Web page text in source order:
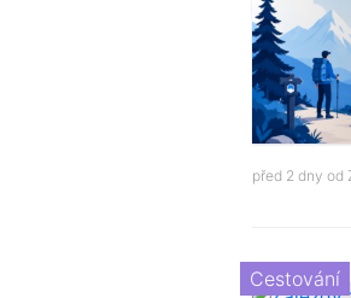
před 2 dny od
Cestování